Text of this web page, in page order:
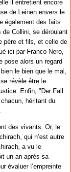
il entretient encore
de Leinen envers le
également des faits
Collini, se déroulant
père et fils, et celle de
ici par Franco Nero,
pose alors un regard
le bien que le mal,
révèle être le
Enfin, "Der Fall
héritant du
des vivants. Or, le
qui n’est autre
a vu le
un an après sa
évaluer l’empreinte